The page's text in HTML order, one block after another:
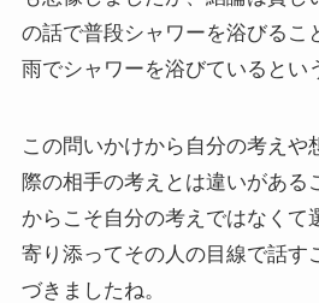
の話で普段シャワーを浴びるこ
雨でシャワーを浴びているとい
この問いかけから自分の考えや
際の相手の考えとは違いがある
からこそ自分の考えではなくて
寄り添ってその人の目線で話す
づきましたね。